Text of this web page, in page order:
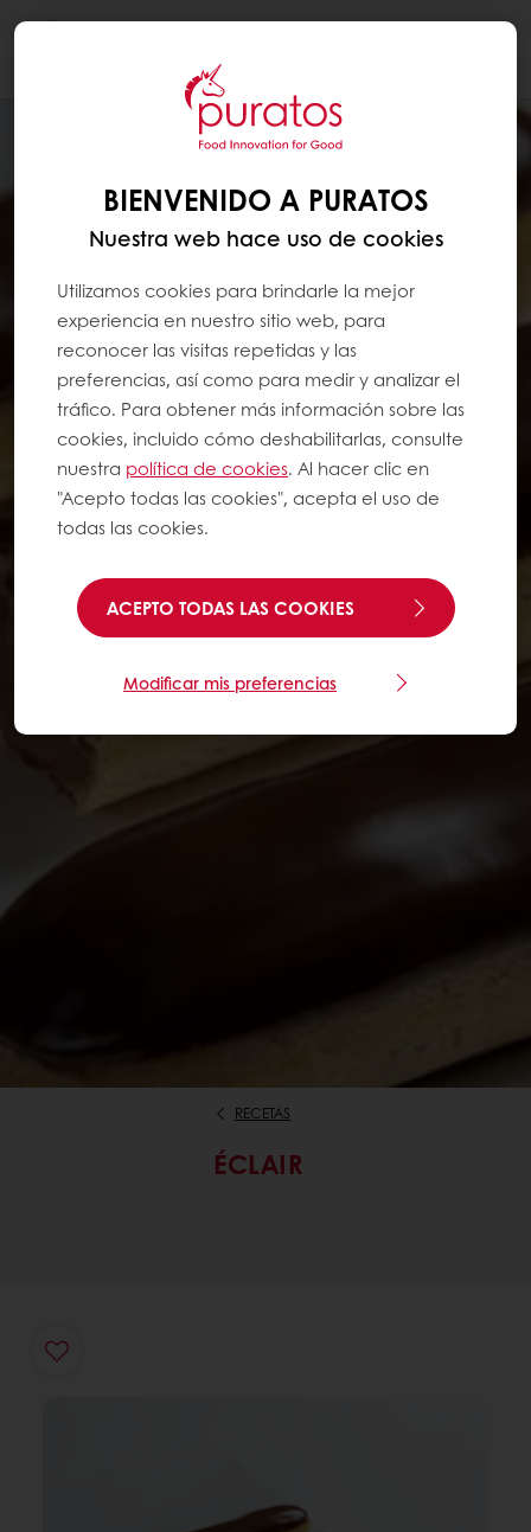
RECETAS
ÉCLAIR
BIENVENIDO A PURATOS
Nuestra web hace uso de cookies
Utilizamos cookies para brindarle la mejor
experiencia en nuestro sitio web, para
reconocer las visitas repetidas y las
preferencias, así como para medir y analizar el
tráfico. Para obtener más información sobre las
cookies, incluido cómo deshabilitarlas, consulte
nuestra política de cookies. Al hacer clic en
"Acepto todas las cookies", acepta el uso de
todas las cookies.
ACEPTO TODAS LAS COOKIES
Modificar mis preferencias